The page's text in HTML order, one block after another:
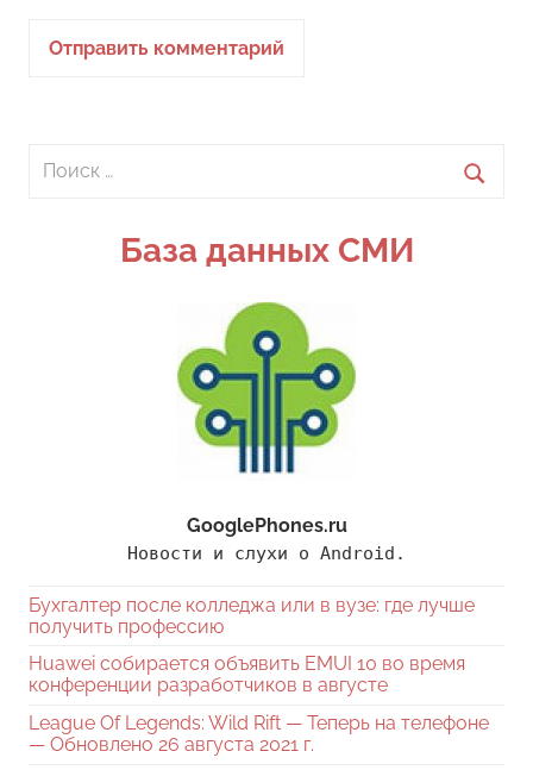
Поиск
База данных СМИ
GooglePhones.ru
Новости и слухи о Android.
Бухгалтер после колледжа или в вузе: где лучше
получить профессию
Huawei собирается объявить EMUI 10 во время
конференции разработчиков в августе
League Of Legends: Wild Rift — Теперь на телефоне
— Обновлено 26 августа 2021 г.